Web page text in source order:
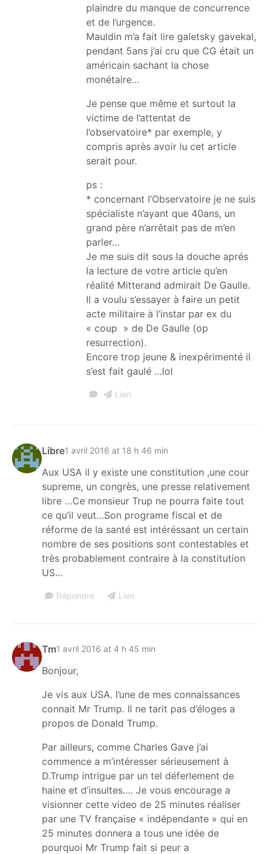
plaindre du manque de concurrence
et de l’urgence.
Mauldin m’a fait lire galetsky gavekal,
pendant 5ans j’ai cru que CG était un
américain sachant la chose
monétaire…
Je pense que même et surtout la
victime de l’attentat de
l’observatoire* par exemple, y
compris après avoir lu cet article
serait pour.
ps :
* concernant l’Observatoire je ne suis
spécialiste n’ayant que 40ans, un
grand père n’arrêtait pas de m’en
parler…
Je me suis dit sous la douche aprés
la lecture de votre article qu’en
réalité Mitterand admirait De Gaulle.
Il a voulu s’essayer à faire un petit
acte militaire à l’instar par ex du
« coup » de De Gaulle (op
resurrection).
Encore trop jeune & inexpérimenté il
s’est fait gaulé …lol
Lien
Libre1 avril 2016 at 18 h 46 min
Aux USA il y existe une constitution ,une cour
supreme, un congrès, une presse relativement
libre …Ce monsieur Trup ne pourra faite tout
ce qu’il veut…Son programe fiscal et de
réforme de la santé est intéréssant un certain
nombre de ses positions sont contestables et
très probablement contraire à la constitution
US…
Répondre Lien
Tm1 avril 2016 at 4 h 45 min
Bonjour,
Je vis aux USA. l’une de mes connaissances
connait Mr Trump. Il ne tarit pas d’éloges a
propos de Donald Trump.
Par ailleurs, comme Charles Gave j’ai
commence a m’intéresser sérieusement à
D.Trump intrigue par un tel déferlement de
haine et d’insultes…. Je vous encourage a
visionner cette video de 25 minutes réaliser
par une TV française « indépendante » qui en
25 minutes donnera a tous une idée de
pourquoi Mr Trump fait si peur a